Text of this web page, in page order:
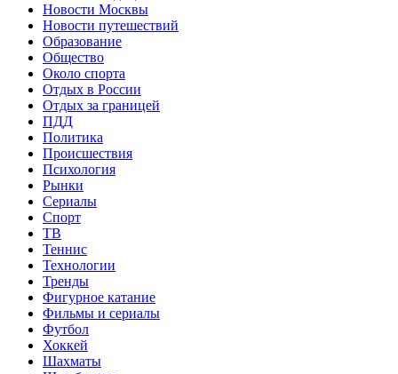
Новости Москвы
Новости путешествий
Образование
Общество
Около спорта
Отдых в России
Отдых за границей
ПДД
Политика
Происшествия
Психология
Рынки
Сериалы
Спорт
ТВ
Теннис
Технологии
Тренды
Фигурное катание
Фильмы и сериалы
Футбол
Хоккей
Шахматы